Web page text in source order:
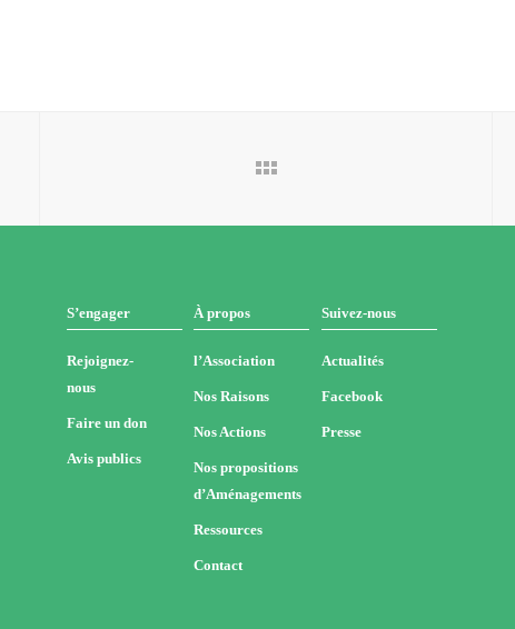
S’engager
Rejoignez-
nous
Faire un don
Avis publics
À propos
l’Association
Nos Raisons
Nos Actions
Nos propositions
d’Aménagements
Ressources
Contact
Suivez-nous
Actualités
Facebook
Presse